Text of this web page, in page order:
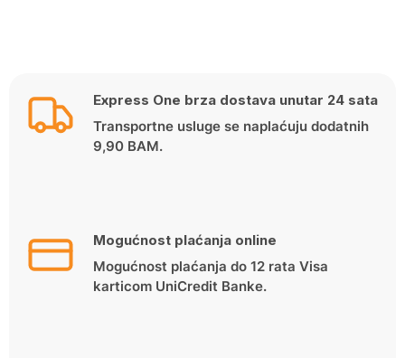
Express One brza dostava unutar 24 sata
Transportne usluge se naplaćuju dodatnih
9,90 BAM.
Mogućnost plaćanja online
Mogućnost plaćanja do 12 rata Visa
karticom UniCredit Banke.